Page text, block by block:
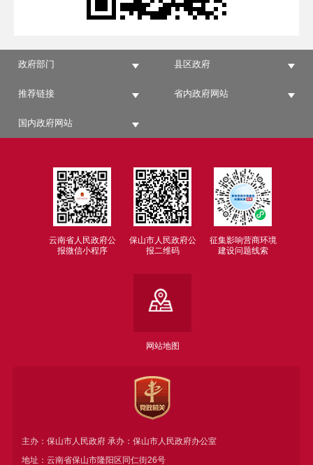
政府部门 县区政府
推荐链接 省内政府网站
国内政府网站
云南省人民政府公
报微信小程序
保山市人民政府公
报二维码
征集影响营商环境
建设问题线索
网站地图
主办：保山市人民政府 承办：保山市人民政府办公室
地址：云南省保山市隆阳区同仁街26号